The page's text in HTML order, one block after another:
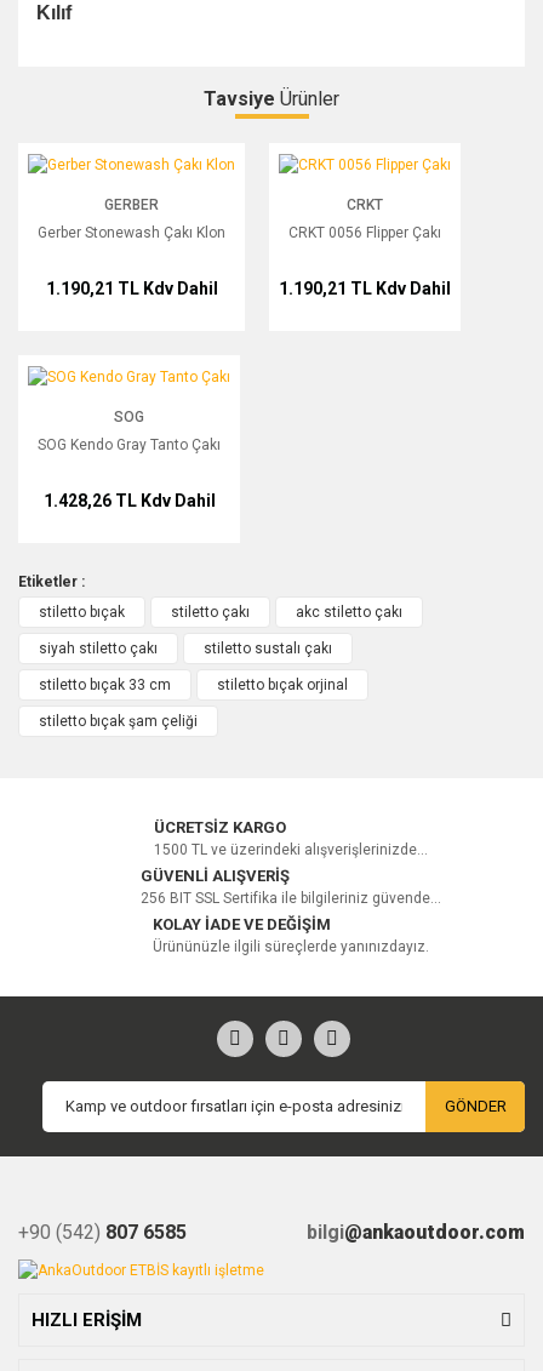
Kılıf
Bu ürüne ilk yorumu siz yapın!
Yorum Yaz
Tavsiye Ürünler
Gerber Stonewash Çakı Klon
GERBER
Gerber Stonewash Çakı Klon
1.190,21 TL Kdv Dahil
CRKT 0056 Flipper Çakı
CRKT
CRKT 0056 Flipper Çakı
1.190,21 TL Kdv Dahil
SOG Kendo Gray Tanto Çakı
SOG
SOG Kendo Gray Tanto Çakı
1.428,26 TL Kdv Dahil
Etiketler :
stiletto bıçak
stiletto çakı akc stiletto çakı
siyah stiletto çakı stiletto sustalı çakı
stiletto bıçak 33 cm stiletto bıçak orjinal
stiletto bıçak şam çeliği
ÜCRETSİZ KARGO
1500 TL ve üzerindeki alışverişlerinizde...
GÜVENLİ ALIŞVERİŞ
256 BIT SSL Sertifika ile bilgileriniz güvende...
KOLAY İADE VE DEĞİŞİM
Ürününüzle ilgili süreçlerde yanınızdayız.
GÖNDER
+90 (542) 807 6585 bilgi@ankaoutdoor.com
HIZLI ERİŞİM